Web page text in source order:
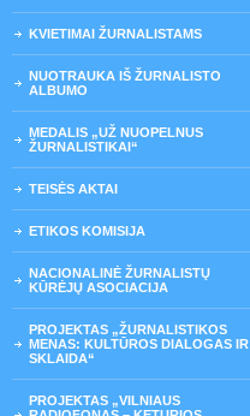
KVIETIMAI ŽURNALISTAMS
NUOTRAUKA IŠ ŽURNALISTO
ALBUMO
MEDALIS „UŽ NUOPELNUS
ŽURNALISTIKAI“
TEISĖS AKTAI
ETIKOS KOMISIJA
NACIONALINĖ ŽURNALISTŲ
KŪRĖJŲ ASOCIACIJA
PROJEKTAS „ŽURNALISTIKOS
MENAS: KULTŪROS DIALOGAS IR
SKLAIDA“
PROJEKTAS „VILNIAUS